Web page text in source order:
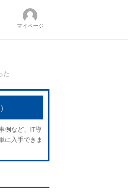
マイページ
た
例など、IT導
に入手できま